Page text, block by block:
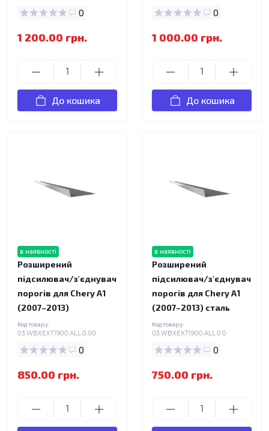
0
1 200.00 грн.
До кошика
0
1 000.00 грн.
До кошика
в наявності
Розширений
підсилювач/з'єднувач
порогів для Chery A1
(2007–2013)
Код товару:
03.WBXEXT1900.ALL.0.00
0
850.00 грн.
в наявності
Розширений
підсилювач/з'єднувач
порогів для Chery A1
(2007–2013) сталь
Код товару:
03.WBXEXT1900.ALL.0.0
0
750.00 грн.